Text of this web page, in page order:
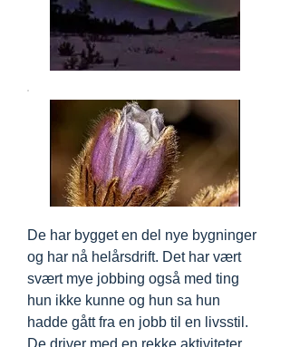
De har bygget en del nye bygninger
og har nå helårsdrift. Det har vært
svært mye jobbing også med ting
hun ikke kunne og hun sa hun
hadde gått fra en jobb til en livsstil.
De driver med en rekke aktiviteter